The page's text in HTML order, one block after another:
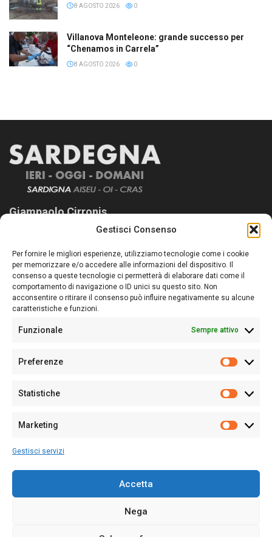
Gestisci Consenso
Per fornire le migliori esperienze, utilizziamo tecnologie come i cookie
per memorizzare e/o accedere alle informazioni del dispositivo. Il
consenso a queste tecnologie ci permetterà di elaborare dati come il
comportamento di navigazione o ID unici su questo sito. Non
acconsentire o ritirare il consenso può influire negativamente su alcune
caratteristiche e funzioni.
Funzionale Sempre attivo
Preferenze
Statistiche
Marketing
Gestisci servizi
Accetta
Nega
8 AGOSTO 2026 0
Villanova Monteleone: grande successo per
“Chenamos in Carrela”
8 AGOSTO 2026 0
Giampaolo Cirronis
Sardegna Ieri-Oggi-Domani nasce per informare “liberamente” i
lettori su quanto accade in Sardegna, con un occhio rivolto al
nostro passato e, soprattutto, al nostro futuro
Follow Us
Sede:Via Cristoforo Colombo 09013 Carbonia
Partita IVA02270380922
128/2020 del 10/02/2020
Per la Pubblicità: